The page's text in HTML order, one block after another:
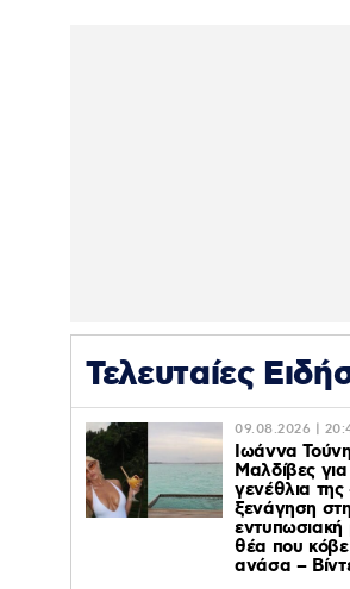
Τελευταίες
09.08.2026 |
Ιωάννα
Μαλδίβες
γενέθλια της
ξενάγηση
εντυπωσιακή
θέα που
ανάσα –